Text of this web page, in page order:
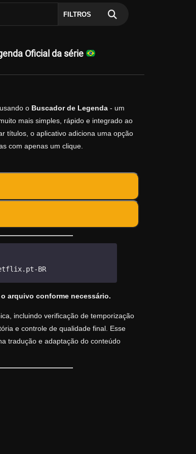
FILTROS
Oficial da série
o Buscador de Legenda- um
mais simples, rápido e integrado ao
títulos, o aplicativo adiciona uma opção
com apenas um clique.
BR
arquivo conforme necessário.
incluindo verificação de temporização
e controle de qualidade final. Esse
tradução e adaptação do conteúdo